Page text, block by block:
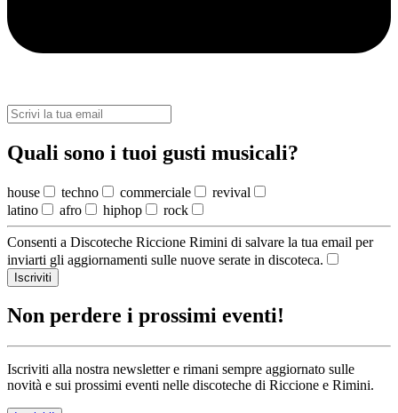
Quali sono i tuoi gusti musicali?
house techno commerciale
revival
latino
afro hiphop rock
Consenti a Discoteche Riccione Rimini di salvare la tua email per
inviarti gli aggiornamenti sulle nuove serate in discoteca.
Iscriviti
Non perdere i prossimi eventi!
Iscriviti alla nostra newsletter e rimani sempre aggiornato sulle
novità e sui prossimi eventi nelle discoteche di Riccione e Rimini.